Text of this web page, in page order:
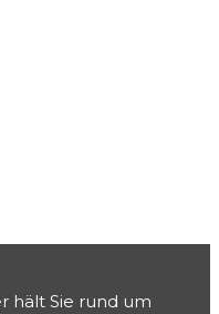
hält Sie rund um